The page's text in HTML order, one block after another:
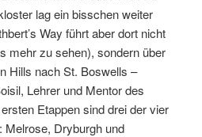
lag ein bisschen weiter
Way führt aber dort nicht
mehr zu sehen), sondern über
Hills nach St. Boswells –
Lehrer und Mentor des
Etappen sind drei der vier
Melrose, Dryburgh und